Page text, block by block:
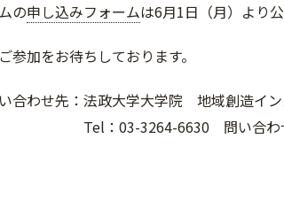
の申し込みフォームは6月1日（月）より
参加をお待ちしております。
合わせ先：法政大学大学院 地域創造イ
3264-6630 問い合わせフ